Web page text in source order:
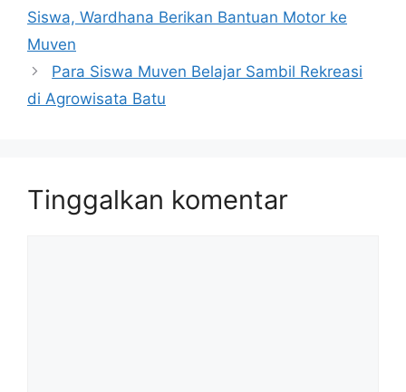
Siswa, Wardhana Berikan Bantuan Motor ke
Muven
Para Siswa Muven Belajar Sambil Rekreasi
di Agrowisata Batu
Tinggalkan komentar